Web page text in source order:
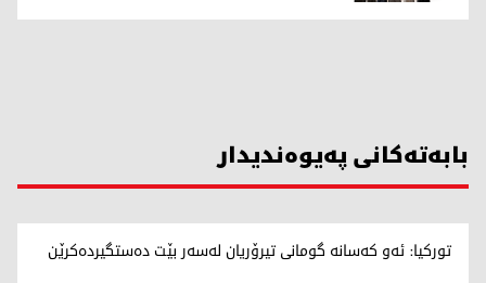
بابەتەکانی پەیوەندیدار
تورکیا: ئەو کەسانە گومانی تیرۆریان لەسەر بێت دەستگیردەکرێن